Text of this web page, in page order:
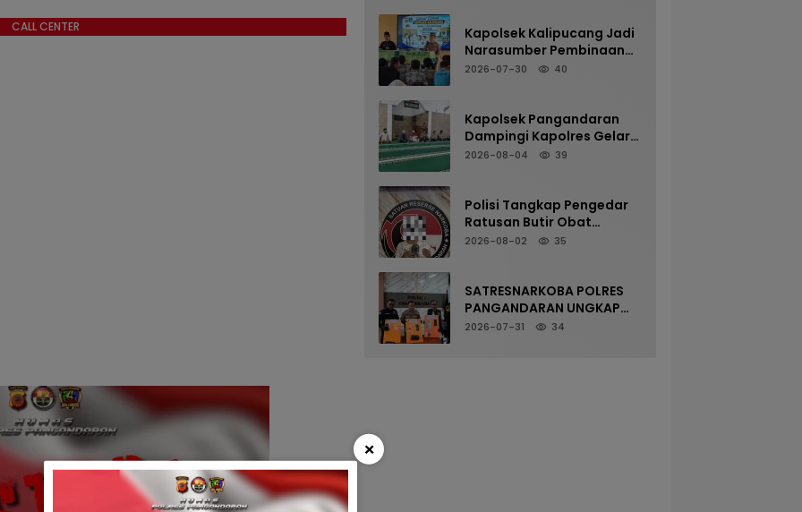
CALL CENTER
Kapolsek Kalipucang Jadi
Narasumber Pembinaan
Siswa di SMP Negeri 2
2026-07-30 40
Kapolsek Pangandaran
Dampingi Kapolres Gelar
Sholat Subuh Keliling di
Jaga Kamtibmas
2026-08-04 39
Polisi Tangkap Pengedar
Ratusan Butir Obat
Terlarang di Cijulang
2026-08-02 35
SATRESNARKOBA POLRES
PANGANDARAN UNGKAP
KASUS NARKOTIKA MELALUI
2026-07-31 34
×